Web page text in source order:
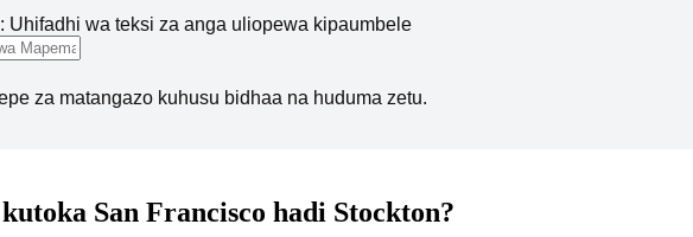
wa teksi za anga uliopewa kipaumbele
za matangazo kuhusu bidhaa na huduma zetu.
San Francisco hadi Stockton?